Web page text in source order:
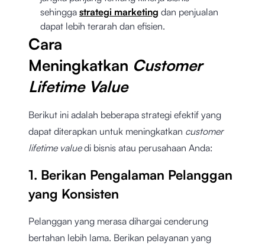
sehingga strategi marketing dan penjualan
dapat lebih terarah dan efisien.
Cara
Meningkatkan Customer
Lifetime Value
Berikut ini adalah beberapa strategi efektif yang
dapat diterapkan untuk meningkatkan customer
lifetime valuedi bisnis atau perusahaan Anda:
1. Berikan Pengalaman Pelanggan
yang Konsisten
Pelanggan yang merasa dihargai cenderung
bertahan lebih lama. Berikan pelayanan yang